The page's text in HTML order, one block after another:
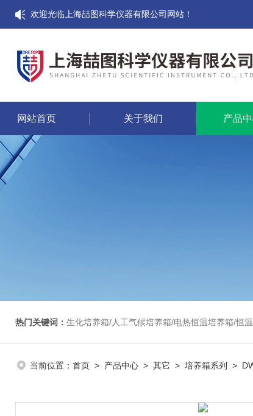
欢迎光临上海喆图科学仪器有限公司网站！
网站首页 关于我们 产品
热门关键词： 生化培养箱/人工气候培养箱/电热恒温培养箱/恒温恒湿箱/光照培养箱/二氧化
当前位置： 首页 > 产品中心 > 其它 > 培养箱系列 >